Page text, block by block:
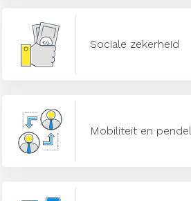
Sociale zekerheid
Mobiliteit en pendel